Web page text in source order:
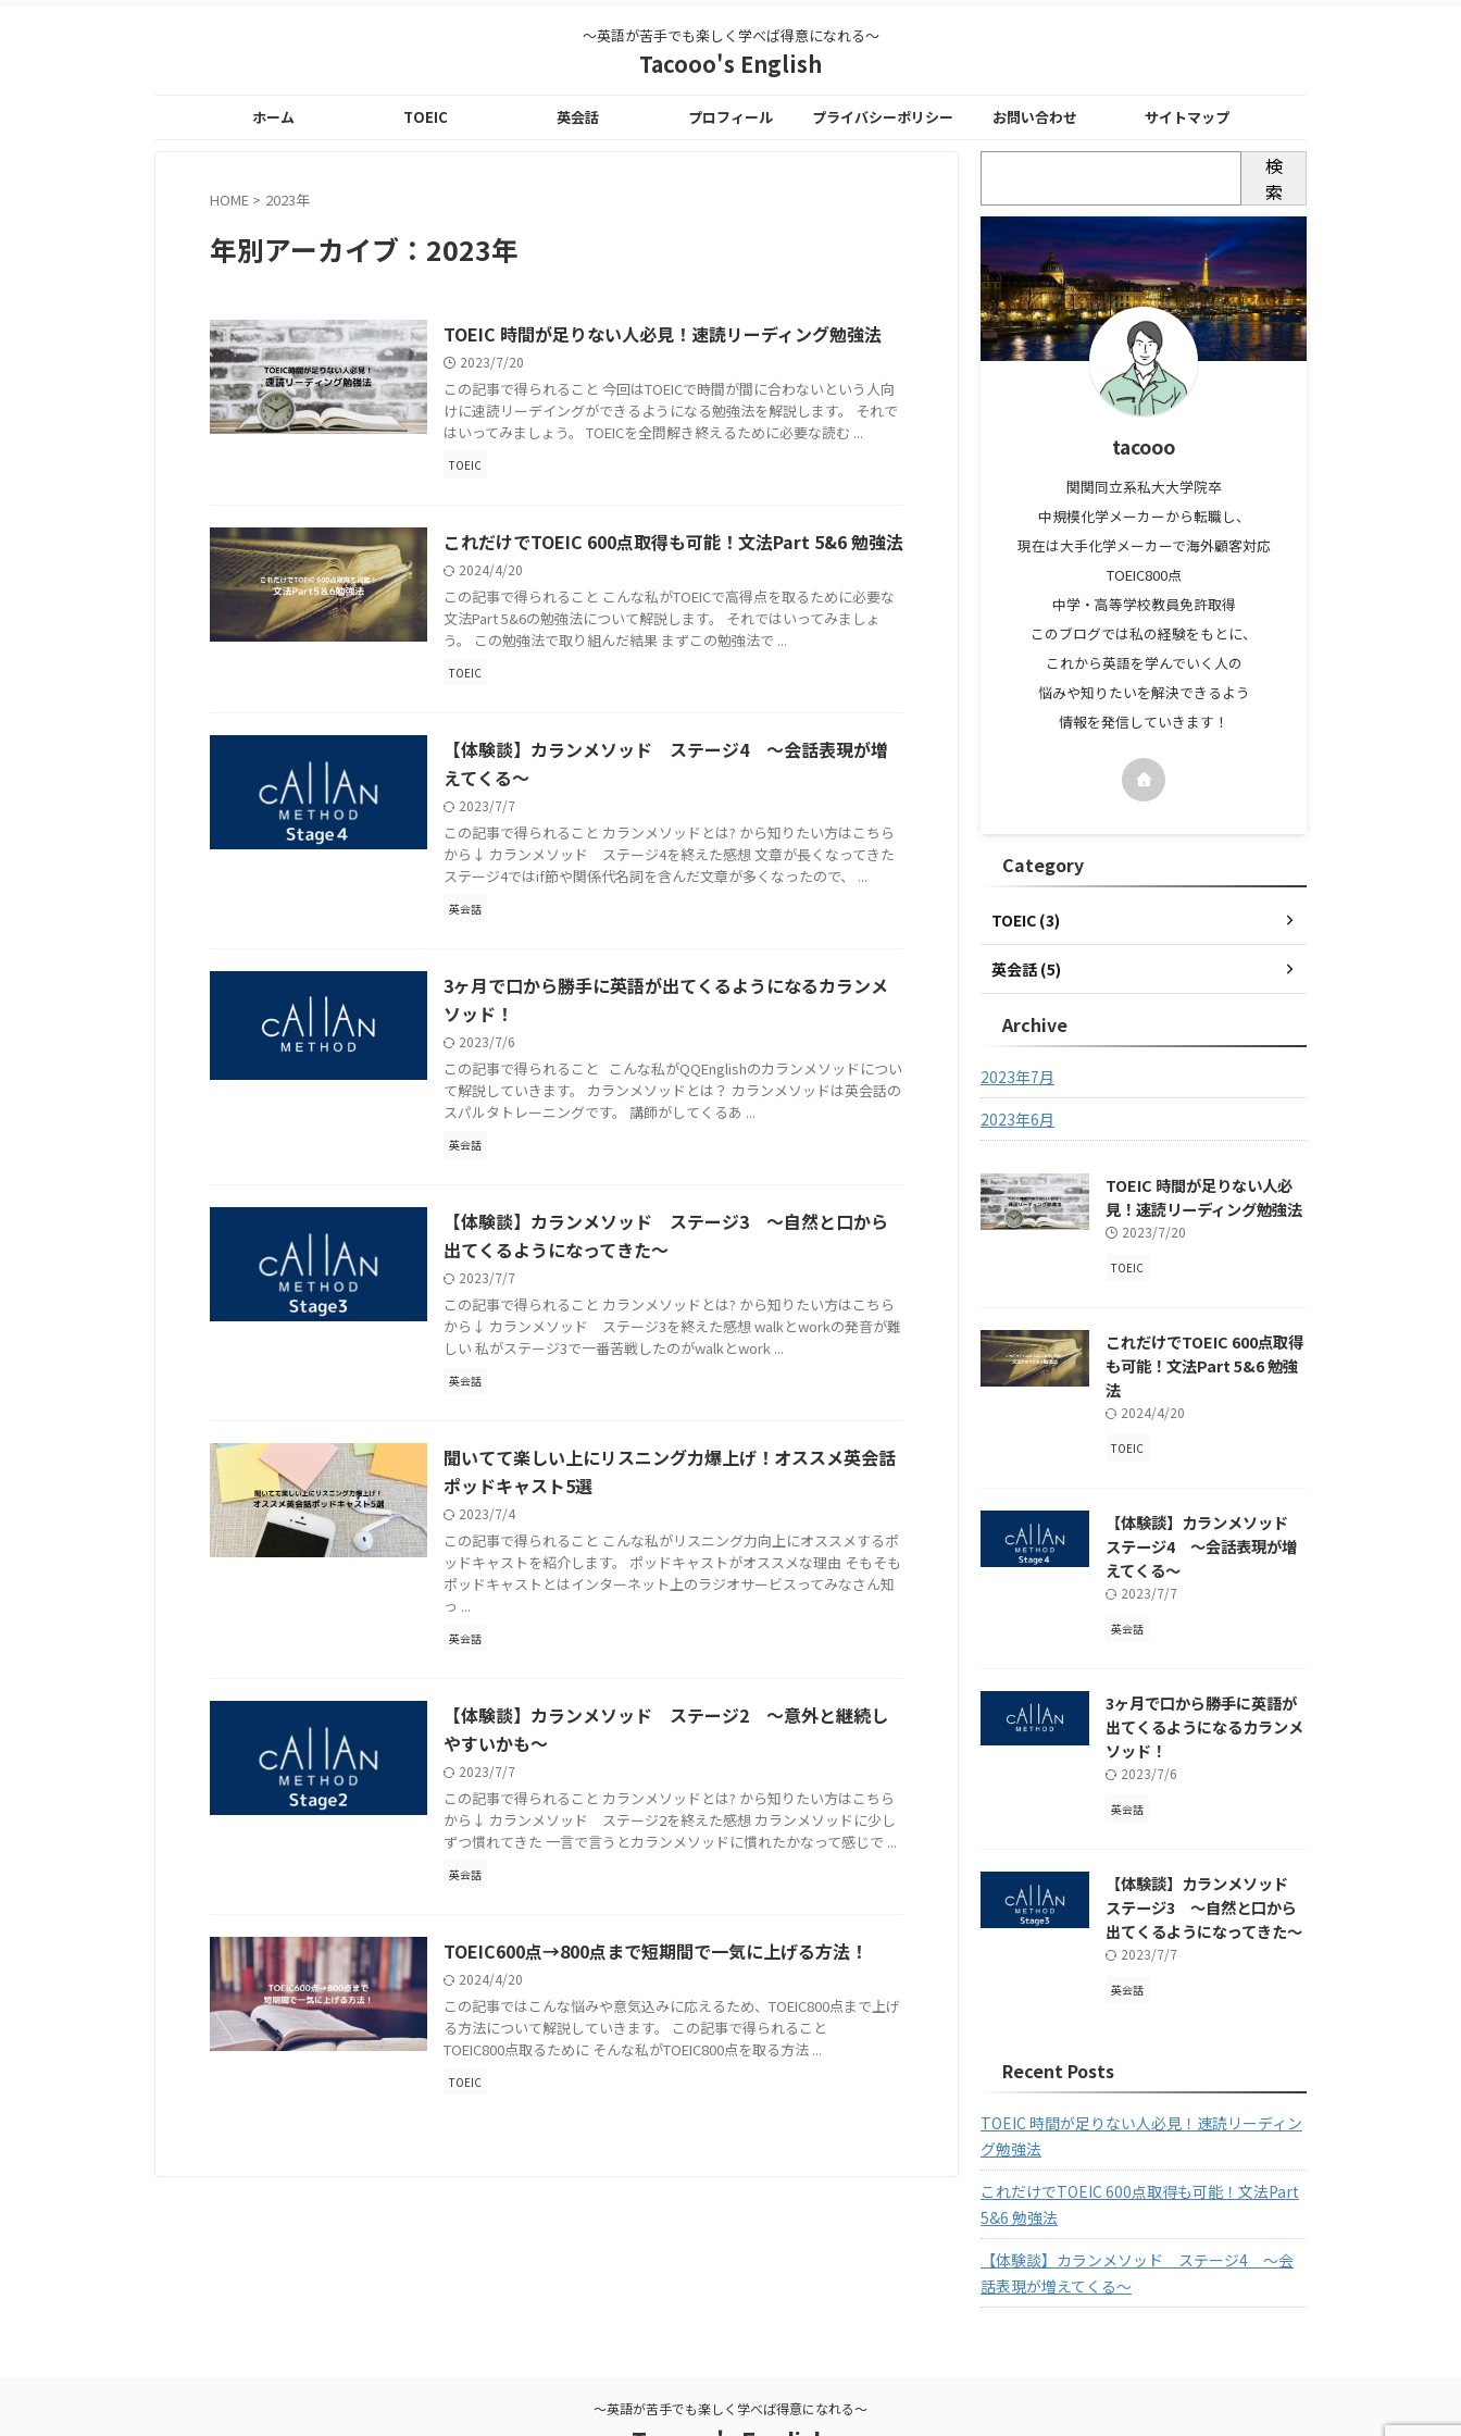
〜英語が苦手でも楽しく学べば得意になれる〜
Tacooo's English
ホーム TOEIC 英会話 プロフィール プライバシーポリシー お問い合わせ サイトマップ
HOME > 2023年
年別アーカイブ：2023年
TOEIC 時間が足りない人必見！速読リーディング勉強法
2023/7/20
この記事で得られること 今回はTOEICで時間が間に合わないという人向
けに速読リーデイングができるようになる勉強法を解説します。 それで
はいってみましょう。 TOEICを全問解き終えるために必要な読む ...
TOEIC
これだけでTOEIC 600点取得も可能！文法Part 5&6 勉強法
2024/4/20
この記事で得られること こんな私がTOEICで高得点を取るために必要な
文法Part 5&6の勉強法について解説します。 それではいってみましょ
う。 この勉強法で取り組んだ結果 まずこの勉強法で ...
TOEIC
【体験談】カランメソッド ステージ4 〜会話表現が増
えてくる〜
2023/7/7
この記事で得られること カランメソッドとは? から知りたい方はこちら
から↓ カランメソッド ステージ4を終えた感想 文章が長くなってきた
ステージ4ではif節や関係代名詞を含んだ文章が多くなったので、 ...
英会話
3ヶ月で口から勝手に英語が出てくるようになるカランメ
ソッド！
2023/7/6
この記事で得られること こんな私がQQEnglishのカランメソッドについ
て解説していきます。 カランメソッドとは？ カランメソッドは英会話の
スパルタトレーニングです。 講師がしてくるあ ...
英会話
【体験談】カランメソッド ステージ3 〜自然と口から
出てくるようになってきた〜
2023/7/7
この記事で得られること カランメソッドとは? から知りたい方はこちら
から↓ カランメソッド ステージ3を終えた感想 walkとworkの発音が難
しい 私がステージ3で一番苦戦したのがwalkとwork ...
英会話
聞いてて楽しい上にリスニング力爆上げ！オススメ英会話
ポッドキャスト5選
2023/7/4
この記事で得られること こんな私がリスニング力向上にオススメするポ
ッドキャストを紹介します。 ポッドキャストがオススメな理由 そもそも
ポッドキャストとはインターネット上のラジオサービスってみなさん知
っ ...
英会話
【体験談】カランメソッド ステージ2 〜意外と継続し
やすいかも〜
2023/7/7
この記事で得られること カランメソッドとは? から知りたい方はこちら
から↓ カランメソッド ステージ2を終えた感想 カランメソッドに少し
ずつ慣れてきた 一言で言うとカランメソッドに慣れたかなって感じで ...
英会話
TOEIC600点→800点まで短期間で一気に上げる方法！
2024/4/20
この記事ではこんな悩みや意気込みに応えるため、TOEIC800点まで上げ
る方法について解説していきます。 この記事で得られること
TOEIC800点取るために そんな私がTOEIC800点を取る方法 ...
TOEIC
検
索
tacooo
関関同立系私大大学院卒
中規模化学メーカーから転職し、
現在は大手化学メーカーで海外顧客対応
TOEIC800点
中学・高等学校教員免許取得
このブログでは私の経験をもとに、
これから英語を学んでいく人の
悩みや知りたいを解決できるよう
情報を発信していきます！
Category
TOEIC (3)
英会話 (5)
Archive
2023年7月
2023年6月
TOEIC 時間が足りない人必
見！速読リーディング勉強法
2023/7/20
TOEIC
これだけでTOEIC 600点取得
も可能！文法Part 5&6 勉強
法
2024/4/20
TOEIC
【体験談】カランメソッド
ステージ4 〜会話表現が増
えてくる〜
2023/7/7
英会話
3ヶ月で口から勝手に英語が
出てくるようになるカランメ
ソッド！
2023/7/6
英会話
【体験談】カランメソッド
ステージ3 〜自然と口から
出てくるようになってきた〜
2023/7/7
英会話
Recent Posts
TOEIC 時間が足りない人必見！速読リーディン
グ勉強法
これだけでTOEIC 600点取得も可能！文法Part
5&6 勉強法
【体験談】カランメソッド ステージ4 〜会
話表現が増えてくる〜
〜英語が苦手でも楽しく学べば得意になれる〜